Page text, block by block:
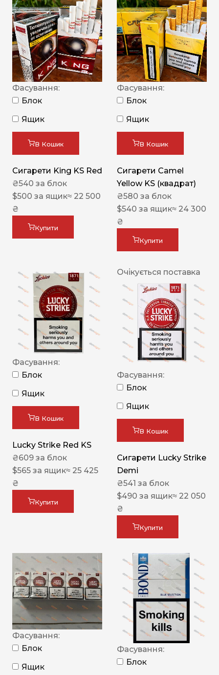
Фасування:
Блок
Ящик
В Кошик
Сигарети King KS Red
₴540 за блок
$500 за ящик≈ 22 500
₴
Купити
Фасування:
Блок
Ящик
В Кошик
Сигарети Camel
Yellow KS (квадрат)
₴580 за блок
$540 за ящик≈ 24 300
₴
Купити
Фасування:
Блок
Ящик
В Кошик
Lucky Strike Red KS
₴609 за блок
$565 за ящик≈ 25 425
₴
Купити
Очікується поставка
Фасування:
Блок
Ящик
В Кошик
Сигарети Lucky Strike
Demi
₴541 за блок
$490 за ящик≈ 22 050
₴
Купити
Фасування:
Блок
Ящик
Фасування:
Блок